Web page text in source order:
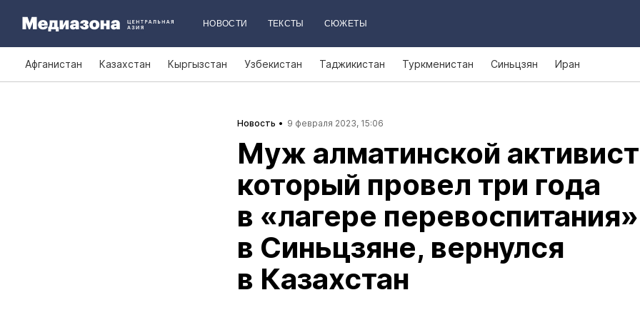
НОВОСТИ ТЕКСТЫ СЮЖЕТЫ
Афганистан Казахстан Кыргызстан Узбекистан Таджикистан Туркменистан Синьцзян Иран
Новость 9 февраля 2023, 15:06
Муж алматинской
который провел три года
в «лагере перевоспитания»
в Синьцзяне, вернулся
в Казахстан